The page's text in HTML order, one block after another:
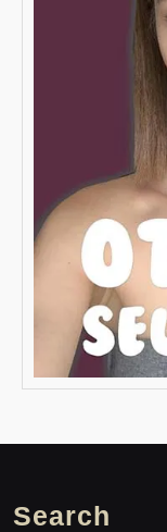
Search